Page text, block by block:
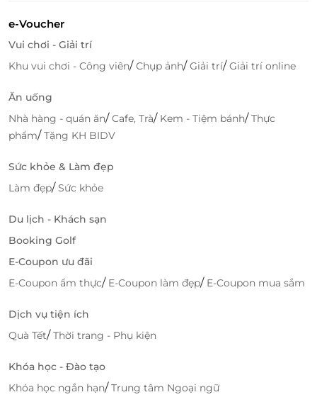
e-Voucher
Vui chơi - Giải trí
Khu vui chơi - Công viên/Chụp ảnh/Giải trí/Giải trí online
Ăn uống
Nhà hàng - quán ăn/Cafe, Trà/ Kem - Tiệm bánh/Thực
phẩm/Tặng KH BIDV
Sức khỏe & Làm đẹp
Làm đẹp/Sức khỏe
Du lịch - Khách sạn
Booking Golf
E-Coupon ưu đãi
E-Coupon ẩm thực/ E-Coupon làm đẹp/ E-Coupon mua sắm
Dịch vụ tiện ích
Quà Tết/Thời trang - Phụ kiện
Khóa học - Đào tạo
Khóa học ngắn hạn/Trung tâm Ngoại ngữ